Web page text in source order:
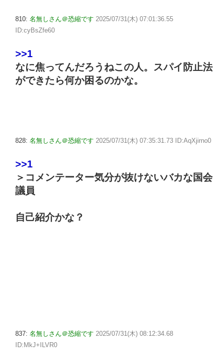
810: 名無しさん＠恐縮です 2025/07/31(木) 07:01:36.55
ID:cyBsZfe60
>>1
なに焦ってんだろうねこの人。スパイ防止法
ができたら何か困るのかな。
828: 名無しさん＠恐縮です 2025/07/31(木) 07:35:31.73 ID:AqXjirno0
>>1
＞コメンテーター気分が抜けないバカな国会
議員
自己紹介かな？
837: 名無しさん＠恐縮です 2025/07/31(木) 08:12:34.68
ID:MkJ+ILVR0